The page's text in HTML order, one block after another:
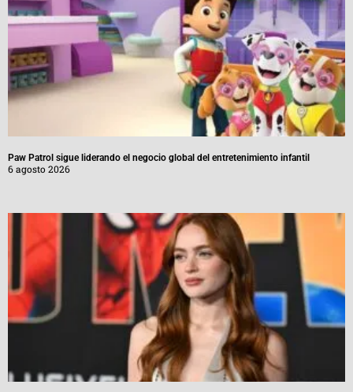
Paw Patrol sigue liderando el negocio global del entretenimiento infantil
6 agosto 2026